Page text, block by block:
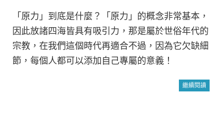
「原力」到底是什麼？「原力」的概念非常基本，
因此放諸四海皆具有吸引力，那是屬於世俗年代的
宗教，在我們這個時代再適合不過，因為它欠缺細
節，每個人都可以添加自己專屬的意義！
繼續閱讀